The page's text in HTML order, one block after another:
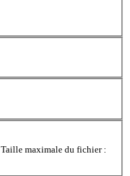
Taille maximale du fichier :